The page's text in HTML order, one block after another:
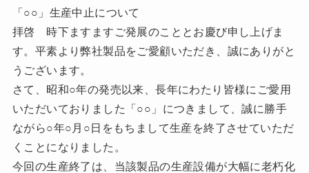
「○○」生産中止について
拝啓 時下ますますご発展のこととお慶び申し上げま
す。平素より弊社製品をご愛顧いただき、誠にありがと
うございます。
さて、昭和○年の発売以来、長年にわたり皆様にご愛用
いただいておりました「○○」につきまして、誠に勝手
ながら○年○月○日をもちまして生産を終了させていただ
くことになりました。
今回の生産終了は、当該製品の生産設備が大幅に老朽化